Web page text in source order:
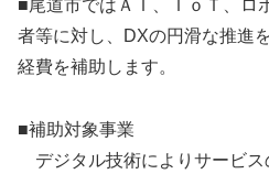
■尾道市ではＡＩ、ＩｏＴ、ロ
者等に対し、DXの円滑な推進
経費を補助します。
■補助対象事業
デジタル技術によりサービス